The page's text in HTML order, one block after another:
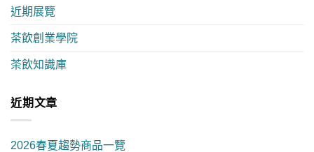
近期展覽
茶飲創業學院
茶飲知識庫
近期文章
2026春夏趨勢商品一覽